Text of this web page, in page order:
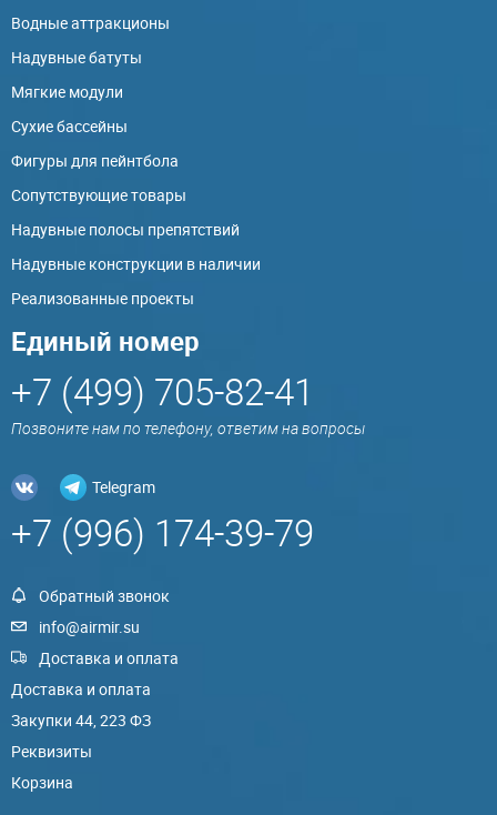
Водные аттракционы
Надувные батуты
Мягкие модули
Сухие бассейны
Фигуры для пейнтбола
Сопутствующие товары
Надувные полосы препятствий
Надувные конструкции в наличии
Реализованные проекты
Единый номер
+7 (499) 705-82-41
Позвоните нам по телефону, ответим на вопросы
Telegram
+7 (996) 174-39-79
Обратный звонок
info@airmir.su
Доставка и оплата
Доставка и оплата
Закупки 44, 223 ФЗ
Реквизиты
Корзина